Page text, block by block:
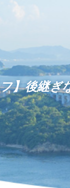
】後継ぎ